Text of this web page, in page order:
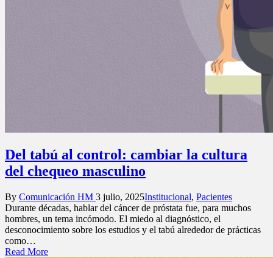
Del tabú al control: cambiar la cultura
del chequeo masculino
Posted
by
By Comunicación HM 3 julio, 2025Posted
in
Institucional, Pacientes
Durante décadas, hablar del cáncer de próstata fue, para muchos
hombres, un tema incómodo. El miedo al diagnóstico, el
desconocimiento sobre los estudios y el tabú alrededor de prácticas
como…
Read More